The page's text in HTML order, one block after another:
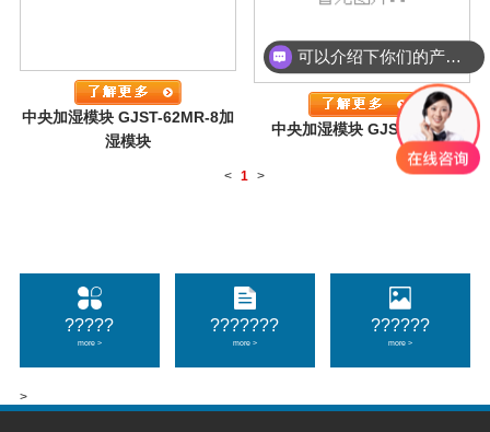
>
?????
more >
???????
more >
??????
more >
中央加湿模块 GJST-62MR-8加
湿模块
中央加湿模块 GJST-48LM
< 1 >
可以介绍下你们的产品么